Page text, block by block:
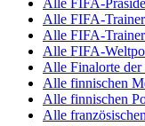
Alle FIFA-Trainer
Alle FIFA-
Alle FIFA-
Alle Finalorte der
Alle finnischen
Alle finnischen
Alle